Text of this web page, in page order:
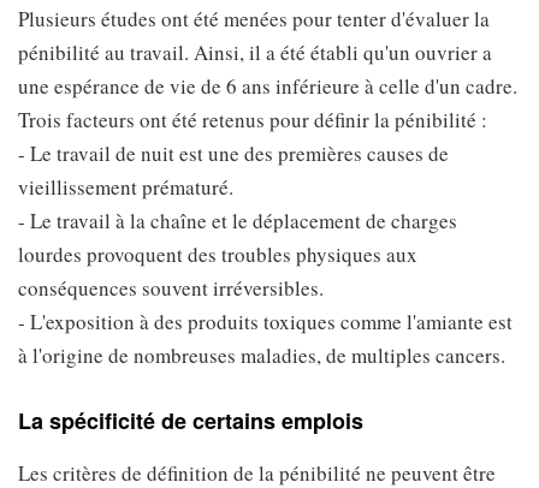
Plusieurs études ont été menées pour tenter d'évaluer la
pénibilité au travail. Ainsi, il a été établi qu'un ouvrier a
une espérance de vie de 6 ans inférieure à celle d'un cadre.
Trois facteurs ont été retenus pour définir la pénibilité :
- Le travail de nuit est une des premières causes de
vieillissement prématuré.
- Le travail à la chaîne et le déplacement de charges
lourdes provoquent des troubles physiques aux
conséquences souvent irréversibles.
- L'exposition à des produits toxiques comme l'amiante est
à l'origine de nombreuses maladies, de multiples cancers.
La spécificité de certains emplois
Les critères de définition de la pénibilité ne peuvent être